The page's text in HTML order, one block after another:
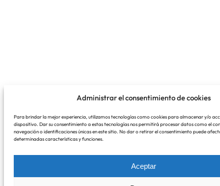
Administrar el consentimiento de cookies
Para brindar la mejor experiencia, utilizamos tecnologías como cookies para almacenar y/o
dispositivo. Dar su consentimiento a estas tecnologías nos permitirá procesar datos como el
navegación o identificaciones únicas en este sitio. No dar o retirar el consentimiento puede
determinadas características y funciones.
Aceptar